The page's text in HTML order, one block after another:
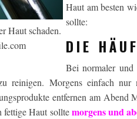
Haut schaden.
Haut am besten
sollte:
DIE
Bei normaler und
reinigen. Morgens einfach nur
entfernen am Abend
fettige Haut solltemorgens und